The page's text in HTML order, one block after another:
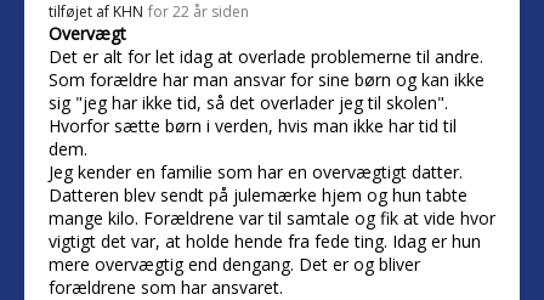
tilføjet af KHN for 22 år siden
Overvægt
Det er alt for let idag at overlade problemerne til andre.
Som forældre har man ansvar for sine børn og kan ikke
sig "jeg har ikke tid, så det overlader jeg til skolen".
Hvorfor sætte børn i verden, hvis man ikke har tid til
dem.
Jeg kender en familie som har en overvægtigt datter.
Datteren blev sendt på julemærke hjem og hun tabte
mange kilo. Forældrene var til samtale og fik at vide hvor
vigtigt det var, at holde hende fra fede ting. Idag er hun
mere overvægtig end dengang. Det er og bliver
forældrene som har ansvaret.